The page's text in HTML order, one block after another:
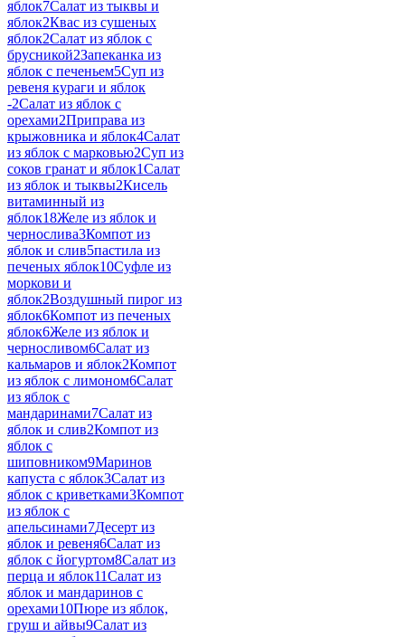
яблок7Салат из тыквы и
яблок2Квас из сушеных
яблок2Салат из яблок с
брусникой2Запеканка из
яблок с печеньем5Суп из
ревеня кураги и яблок
-2Салат из яблок с
орехами2Приправа из
крыжовника и яблок4Салат
из яблок с марковью2Суп из
соков гранат и яблок1Салат
из яблок и тыквы2Кисель
витаминный из
яблок18Желе из яблок и
чернослива3Компот из
яблок и слив5пастила из
печеных яблок10Суфле из
моркови и
яблок2Воздушный пирог из
яблок6Компот из печеных
яблок6Желе из яблок и
черносливом6Салат из
кальмаров и яблок2Компот
из яблок с лимоном6Салат
из яблок с
мандаринами7Салат из
яблок и слив2Компот из
яблок с
шиповником9Маринов
капуста с яблок3Салат из
яблок с криветками3Компот
из яблок с
апельсинами7Десерт из
яблок и ревеня6Салат из
яблок с йогуртом8Салат из
перца и яблок11Салат из
яблок и мандаринов с
орехами10Пюре из яблок,
груш и айвы9Салат из